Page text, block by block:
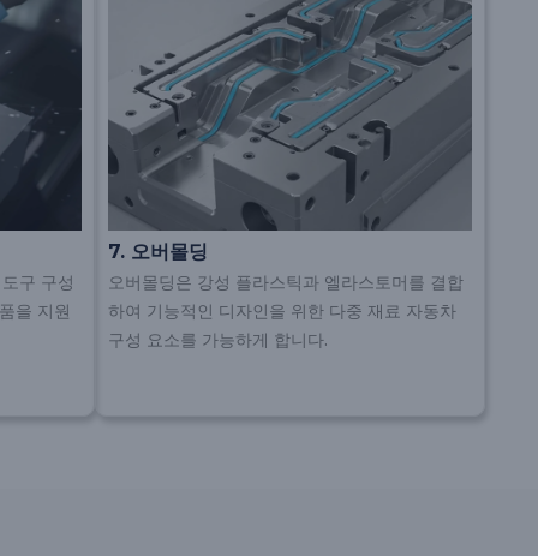
구 구성
을 지원
7. 오버몰딩
오버몰딩은 강성 플라스틱과 엘라스토머를 결합
하여 기능적인 디자인을 위한 다중 재료 자동차
구성 요소를 가능하게 합니다.